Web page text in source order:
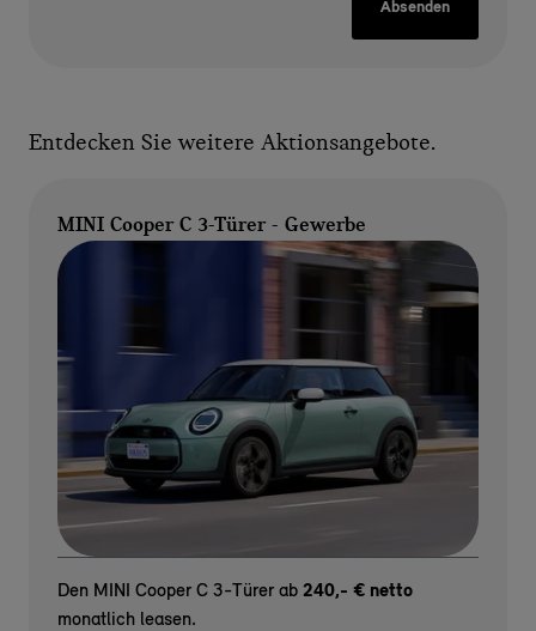
Absenden
Entdecken Sie weitere Aktionsangebote.
MINI Cooper C 3-Türer - Gewerbe
Den MINI Cooper C 3-Türer ab 240,- € netto
monatlich leasen.